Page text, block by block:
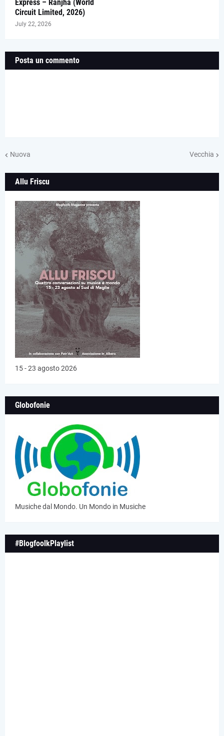
Express – Ranjha (World
Circuit Limited, 2026)
July 22, 2026
Posta un commento
Nuova Vecchia
Allu Friscu
15 - 23 agosto 2026
Globofonie
Musiche dal Mondo. Un Mondo in Musiche
#BlogfoolkPlaylist